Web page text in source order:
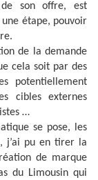
son offre, est
étape, pouvoir
de la demande
cela soit par des
potentiellement
cibles externes
…
se pose, les
j’ai pu en tirer la
de marque
du Limousin qui